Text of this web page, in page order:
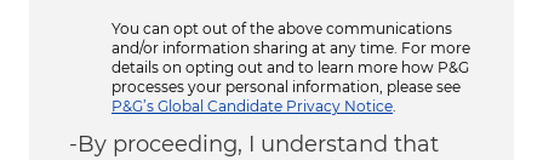
You can opt out of the above communications
and/or information sharing at any time. For more
details on opting out and to learn more how P&G
processes your personal information, please see
P&G’s Global Candidate Privacy Notice
-By proceeding, I understand that